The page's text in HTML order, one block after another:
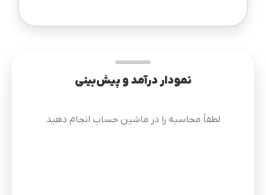
نمودار درآمد و پیش‌بینی
لطفاً محاسبه را در ماشین حساب انجام دهید